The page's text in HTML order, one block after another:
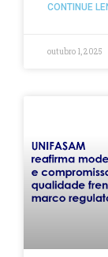
CONTINUE
outubro 1, 2025